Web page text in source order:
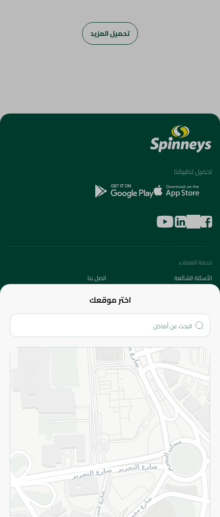
تحميل المزيد
اختر موقعك
تحميل تطبيقنا
خدمة العملاء
الأسئلة الشائعة
اتصل بنا
من نحن؟
الفروع
المزيد
الاسترجاع
سياسة الاستخدام
سياسة الخصوصية
قم بالتسجيل للنشرة
©2026 - Spinneys | جميع الحقوق محفوظة